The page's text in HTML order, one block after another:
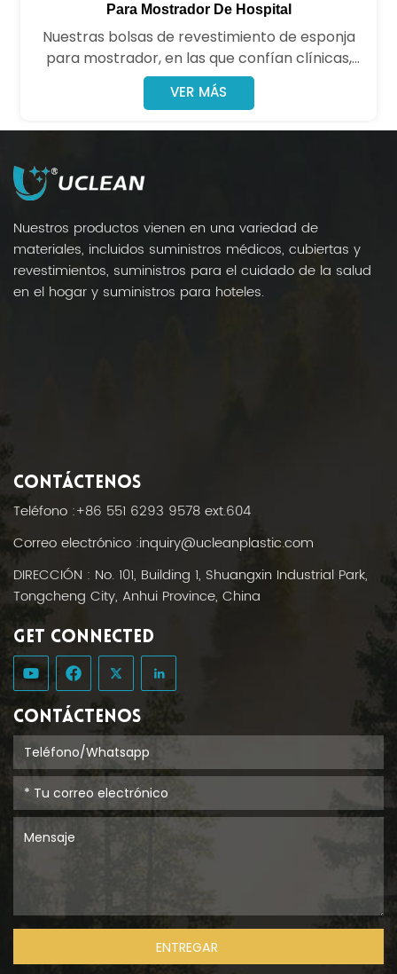
Para Mostrador De Hospital
Nuestras bolsas de revestimiento de esponja
para mostrador, en las que confían clínicas,
hospitales, hogares de ancianos, laboratorios,
salas de emergencia y centros de cuidados
VER MÁS
Nuestros productos vienen en una variedad de
materiales, incluidos suministros médicos, cubiertas y
revestimientos, suministros para el cuidado de la salud
en el hogar y suministros para hoteles.
CONTÁCTENOS
Teléfono :+86 551 6293 9578 ext.604
Correo electrónico :inquiry@ucleanplastic.com
DIRECCIÓN : No. 101, Building 1, Shuangxin Industrial Park,
Tongcheng City, Anhui Province, China
GET CONNECTED
CONTÁCTENOS
ENTREGAR